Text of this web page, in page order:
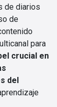
de diarios
de
para
crucial en
del